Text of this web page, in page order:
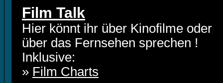
Film Talk
Hier könnt ihr über Kinofilme oder
über das Fernsehen sprechen !
Inklusive:
» Film Charts